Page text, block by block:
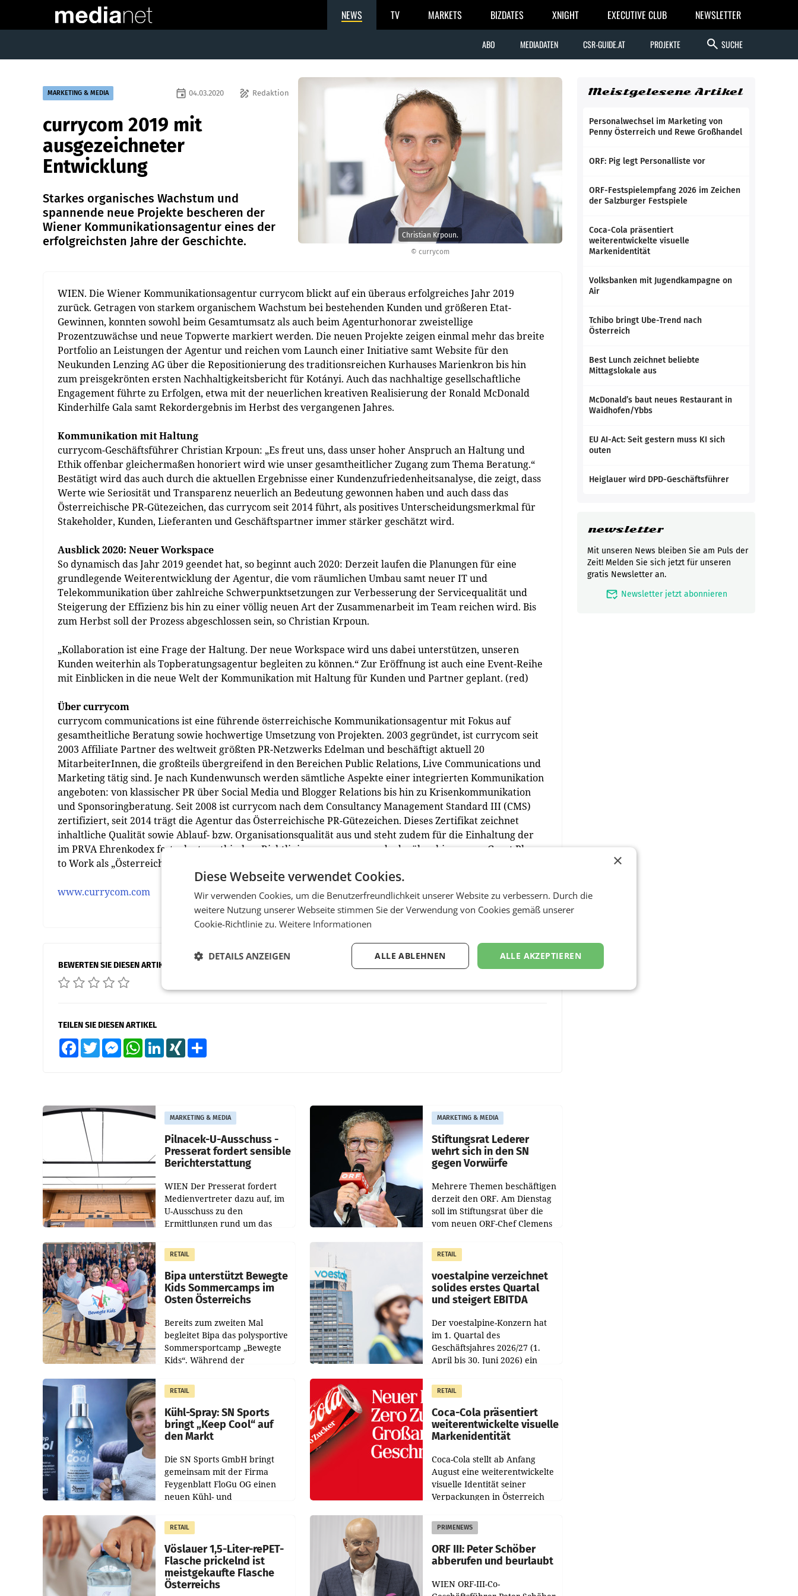
NEWS TV MARKETS BIZDATES XNIGHT EXECUTIVE CLUB NEWSLETTER
ABO MEDIADATEN CSR-GUIDE.AT PROJEKTE search SUCHE
© currycom
Christian Krpoun.
MARKETING & MEDIA draw Redaktion
event 04.03.2020
currycom 2019 mit
ausgezeichneter
Entwicklung
Starkes organisches Wachstum und
spannende neue Projekte bescheren der
Wiener Kommunikationsagentur eines der
erfolgreichsten Jahre der Geschichte.
WIEN. Die Wiener Kommunikationsagentur currycom blickt auf ein überaus erfolgreiches Jahr 2019
zurück. Getragen von starkem organischem Wachstum bei bestehenden Kunden und größeren Etat-
Gewinnen, konnten sowohl beim Gesamtumsatz als auch beim Agenturhonorar zweistellige
Prozentzuwächse und neue Topwerte markiert werden. Die neuen Projekte zeigen einmal mehr das breite
Portfolio an Leistungen der Agentur und reichen vom Launch einer Initiative samt Website für den
Neukunden Lenzing AG über die Repositionierung des traditionsreichen Kurhauses Marienkron bis hin
zum preisgekrönten ersten Nachhaltigkeitsbericht für Kotányi. Auch das nachhaltige gesellschaftliche
Engagement führte zu Erfolgen, etwa mit der neuerlichen kreativen Realisierung der Ronald McDonald
Kinderhilfe Gala samt Rekordergebnis im Herbst des vergangenen Jahres.
Kommunikation mit Haltung
currycom-Geschäftsführer Christian Krpoun: „Es freut uns, dass unser hoher Anspruch an Haltung und
Ethik offenbar gleichermaßen honoriert wird wie unser gesamtheitlicher Zugang zum Thema Beratung.“
Bestätigt wird das auch durch die aktuellen Ergebnisse einer Kundenzufriedenheitsanalyse, die zeigt, dass
Werte wie Seriosität und Transparenz neuerlich an Bedeutung gewonnen haben und auch dass das
Österreichische PR-Gütezeichen, das currycom seit 2014 führt, als positives Unterscheidungsmerkmal für
Stakeholder, Kunden, Lieferanten und Geschäftspartner immer stärker geschätzt wird.
Ausblick 2020: Neuer Workspace
So dynamisch das Jahr 2019 geendet hat, so beginnt auch 2020: Derzeit laufen die Planungen für eine
grundlegende Weiterentwicklung der Agentur, die vom räumlichen Umbau samt neuer IT und
Telekommunikation über zahlreiche Schwerpunktsetzungen zur Verbesserung der Servicequalität und
Steigerung der Effizienz bis hin zu einer völlig neuen Art der Zusammenarbeit im Team reichen wird. Bis
zum Herbst soll der Prozess abgeschlossen sein, so Christian Krpoun.
„Kollaboration ist eine Frage der Haltung. Der neue Workspace wird uns dabei unterstützen, unseren
Kunden weiterhin als Topberatungsagentur begleiten zu können.“ Zur Eröffnung ist auch eine Event-Reihe
mit Einblicken in die neue Welt der Kommunikation mit Haltung für Kunden und Partner geplant. (red)
Über currycom
currycom communications ist eine führende österreichische Kommunikationsagentur mit Fokus auf
gesamtheitliche Beratung sowie hochwertige Umsetzung von Projekten. 2003 gegründet, ist currycom seit
2003 Affiliate Partner des weltweit größten PR-Netzwerks Edelman und beschäftigt aktuell 20
MitarbeiterInnen, die großteils übergreifend in den Bereichen Public Relations, Live Communications und
Marketing tätig sind. Je nach Kundenwunsch werden sämtliche Aspekte einer integrierten Kommunikation
angeboten: von klassischer PR über Social Media und Blogger Relations bis hin zu Krisenkommunikation
und Sponsoringberatung. Seit 2008 ist currycom nach dem Consultancy Management Standard III (CMS)
zertifiziert, seit 2014 trägt die Agentur das Österreichische PR-Gütezeichen. Dieses Zertifikat zeichnet
inhaltliche Qualität sowie Ablauf- bzw. Organisationsqualität aus und steht zudem für die Einhaltung der
im PRVA Ehrenkodex festgelegten ethischen Richtlinien. currycom wurde darüber hinaus von Great Place
to Work als „Österreichs Bester Arbeitgeber 2016“ in der Kategorie "Small" ausgezeichnet.
www.currycom.com
BEWERTEN SIE DIESEN ARTIKEL
TEILEN SIE DIESEN ARTIKEL
FacebookTwitter MessengerWhatsAppLinkedInXING
MARKETING & MEDIA
Pilnacek-U-Ausschuss -
Presserat fordert sensible
Berichterstattung
WIEN Der Presserat fordert
Medienvertreter dazu auf, im
U-Ausschuss zu den
Ermittlungen rund um das
im Justizministerium, Christian
Pilnacek, auf sensible
MARKETING & MEDIA
Stiftungsrat Lederer
wehrt sich in den SN
gegen Vorwürfe
Mehrere Themen beschäftigen
derzeit den ORF. Am Dienstag
soll im Stiftungsrat über die
vom neuen ORF-Chef Clemens
Besetzungen für die
Direktionen abgestimmt
werden.
RETAIL
Bipa unterstützt Bewegte
Kids Sommercamps im
Osten Österreichs
Bereits zum zweiten Mal
begleitet Bipa das polysportive
Sommersportcamp „Bewegte
Kids“. Während der
Juli und August versorgt das
Unternehmen Kinder sowie
RETAIL
voestalpine verzeichnet
solides erstes Quartal
und steigert EBITDA
Der voestalpine-Konzern hat
im 1. Quartal des
Geschäftsjahres 2026/27 (1.
April bis 30. Juni 2026) ein
Der Umsatz stieg im Vergleich
zur Vorjahresperiode
RETAIL
Kühl-Spray: SN Sports
bringt „Keep Cool“ auf
den Markt
Die SN Sports GmbH bringt
gemeinsam mit der Firma
Feygenblatt FloGu OG einen
neuen Kühl- und
Markt. Das Produkt namens
„Keep Cool“ ist zu 100 Prozent
RETAIL
Coca-Cola präsentiert
weiterentwickelte visuelle
Markenidentität
Coca-Cola stellt ab Anfang
August eine weiterentwickelte
visuelle Identität seiner
Verpackungen in Österreich
Redesigns stehen zentrale
Gestaltungselemente
RETAIL
Vöslauer 1,5-Liter-rePET-
Flasche prickelnd ist
meistgekaufte Flasche
Österreichs
PRIMENEWS
ORF III: Peter Schöber
abberufen und beurlaubt
WIEN ORF-III-Co-
Meistgelesene Artikel
Personalwechsel im Marketing von
Penny Österreich und Rewe Großhandel
ORF: Pig legt Personalliste vor
ORF-Festspielempfang 2026 im Zeichen
der Salzburger Festspiele
Coca-Cola präsentiert
weiterentwickelte visuelle
Markenidentität
Volksbanken mit Jugendkampagne on
Air
Tchibo bringt Ube-Trend nach
Österreich
Best Lunch zeichnet beliebte
Mittagslokale aus
McDonald’s baut neues Restaurant in
Waidhofen/Ybbs
EU AI-Act: Seit gestern muss KI sich
outen
Heiglauer wird DPD-Geschäftsführer
newsletter
Mit unseren News bleiben Sie am Puls der
Zeit! Melden Sie sich jetzt für unseren
gratis Newsletter an.
mark_email_read Newsletter jetzt abonnieren
×
Diese Webseite verwendet Cookies.
Wir verwenden Cookies, um die Benutzerfreundlichkeit unserer Website zu verbessern. Durch die
weitere Nutzung unserer Webseite stimmen Sie der Verwendung von Cookies gemäß unserer
Cookie-Richtlinie zu. Weitere Informationen
ALLE AKZEPTIEREN
ALLE ABLEHNEN
DETAILS ANZEIGEN